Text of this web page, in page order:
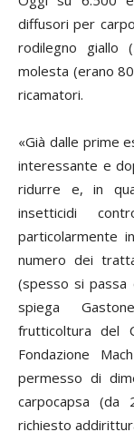
diffusori per
rodilegno giallo (
molesta (erano
ricamatori.
«Già dalle prime
interessante e
ridurre e, in
insetticidi
particolarmente
numero dei
(spesso si passa
spiega
frutticoltura del
Fondazione
permesso di
carpocapsa (da
richiesto